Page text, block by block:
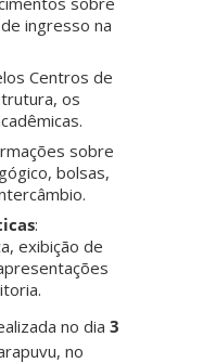
ingresso na
Centros de
os
sobre
bolsas,
:
exibição de
no dia3
no